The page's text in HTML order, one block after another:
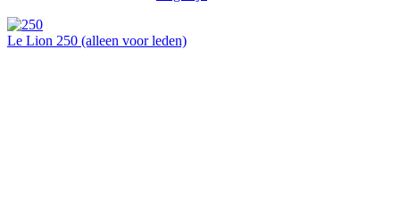
Le Lion 250 (alleen voor leden)